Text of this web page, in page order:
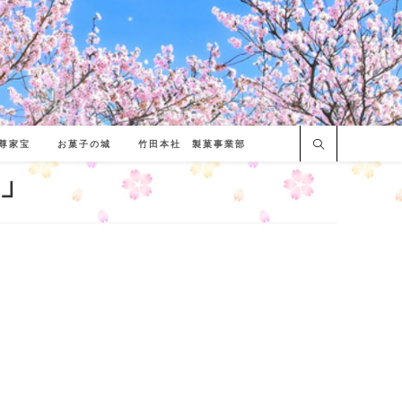
家宝 お菓子の城 竹田本社 製菓事業部